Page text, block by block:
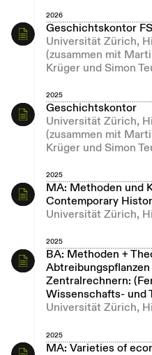
2026
Geschichtskontor
Universität Zürich,
(zusammen mit
Krüger und Simon
2025
Geschichtskontor
Universität Zürich,
(zusammen mit
Krüger und Simon
2025
MA: Methoden und
Contemporary
Universität Zürich,
2025
BA: Methoden +
Abtreibungspflanzen
Zentralrechnern:
Wissenschafts- und
Universität Zürich,
2025
MA: Varieties of